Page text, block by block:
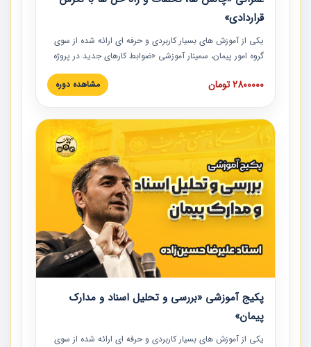
قراردادی»
یکی از آموزش‏‏‏‏‏‏ های بسیار کاربردی و حرفه‏ ای ارائه شده از سوی
گروه امور پیمان، سمینار آموزشی «ضوابط کارهای جدید در پروژه
های عمرانی» چالش ها، تخلفات و راه حل ها با نگرش قراردادی
است که در محل سندیکای شرکت های ساختمانی کشور ارائه شد.
مدارک پیمان به همراه تجربیات عملی ارائه شده است.
2800000 تومان مشاهده دوره
پکیج آموزشی «بررسی و تحلیل اسناد و مدارک
پیمان»
یکی از آموزش‏‏‏‏‏‏ های بسیار کاربردی و حرفه‏ ای ارائه شده از سوی